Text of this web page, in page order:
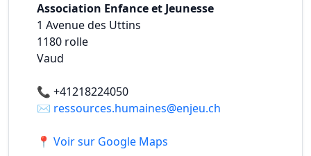
Association Enfance et Jeunesse
1 Avenue des Uttins
1180 rolle
Vaud
📞 +41218224050
✉️ ressources.humaines@enjeu.ch
📍 Voir sur Google Maps